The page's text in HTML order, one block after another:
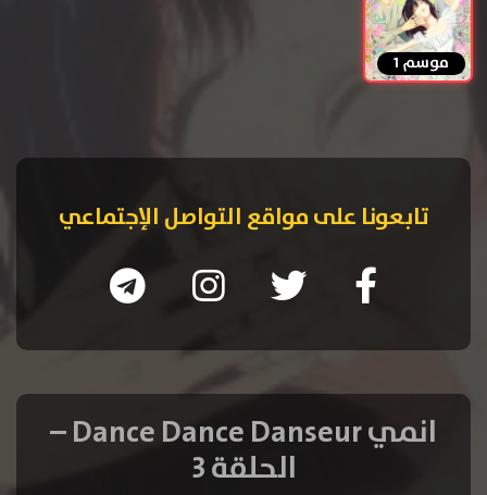
موسم 1
تابعونا على مواقع التواصل الإجتماعي
انمي Dance Dance Danseur –
الحلقة 3